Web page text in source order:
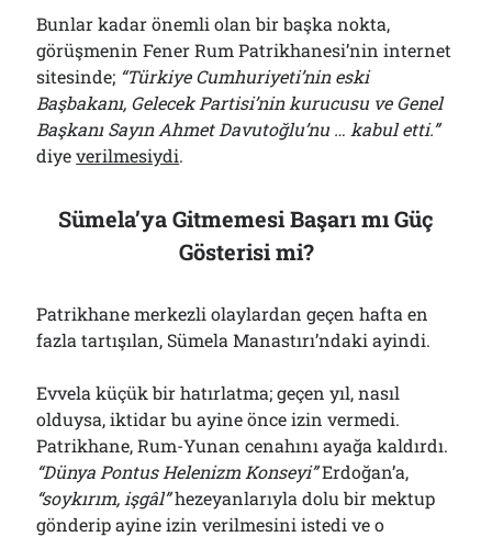
Bunlar kadar önemli olan bir başka nokta,
görüşmenin Fener Rum Patrikhanesi’nin internet
sitesinde; “Türkiye Cumhuriyeti’nin eski
Başbakanı, Gelecek Partisi’nin kurucusu ve Genel
Başkanı Sayın Ahmet Davutoğlu’nu … kabul etti.”
diyeverilmesiydi.
Sümela’ya Gitmemesi Başarı mı Güç
Gösterisi mi?
Patrikhane merkezli olaylardan geçen hafta en
fazla tartışılan, Sümela Manastırı’ndaki ayindi.
Evvela küçük bir hatırlatma; geçen yıl, nasıl
olduysa, iktidar bu ayine önce izin vermedi.
Patrikhane, Rum-Yunan cenahını ayağa kaldırdı.
“Dünya Pontus Helenizm Konseyi”Erdoğan’a,
“soykırım, işgâl”hezeyanlarıyla dolu bir mektup
gönderip ayine izin verilmesini istedi ve o